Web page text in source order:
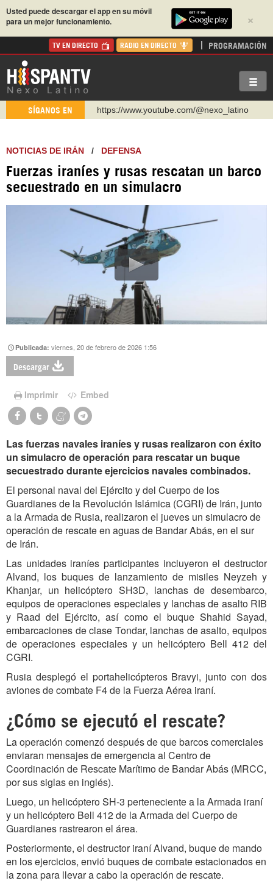
×
Usted puede descargar el app en su móvil
para un mejor funcionamiento.
TV EN DIRECTO RADIO EN DIRECTO PROGRAMACIÓN
SÍGANOS EN
https://www.youtube.com/@nexo_latino
https://t.me/hispantvcanal
https://urmedium.com/c/hispantv
WhatsApp y Viber: +98 921 79 29 404
https://www.facebook.com/Nexolatino.Canal
NOTICIAS DE IRÁN / DEFENSA
Fuerzas iraníes y rusas rescatan un barco
secuestrado en un simulacro
Publicada:viernes, 20 de febrero de 2026 1:56
Descargar
Imprimir Embed
Las fuerzas navales iraníes y rusas realizaron con éxito
un simulacro de operación para rescatar un buque
secuestrado durante ejercicios navales combinados.
El personal naval del Ejército y del Cuerpo de los
Guardianes de la Revolución Islámica (CGRI) de Irán, junto
a la Armada de Rusia, realizaron el jueves un simulacro de
operación de rescate en aguas de Bandar Abás, en el sur
de Irán.
Las unidades iraníes participantes incluyeron el destructor
Alvand, los buques de lanzamiento de misiles Neyzeh y
Khanjar, un helicóptero SH3D, lanchas de desembarco,
equipos de operaciones especiales y lanchas de asalto RIB
y Raad del Ejército, así como el buque Shahid Sayad,
embarcaciones de clase Tondar, lanchas de asalto, equipos
de operaciones especiales y un helicóptero Bell 412 del
CGRI.
Rusia desplegó el portahelicópteros Bravyi, junto con dos
aviones de combate F4 de la Fuerza Aérea iraní.
¿Cómo se ejecutó el rescate?
La operación comenzó después de que barcos comerciales
enviaran mensajes de emergencia al Centro de
Coordinación de Rescate Marítimo de Bandar Abás (MRCC,
por sus siglas en inglés).
Luego, un helicóptero SH-3 perteneciente a la Armada iraní
y un helicóptero Bell 412 de la Armada del Cuerpo de
Guardianes rastrearon el área.
Posteriormente, el destructor iraní Alvand, buque de mando
en los ejercicios, envió buques de combate estacionados en
la zona para llevar a cabo la operación de rescate.